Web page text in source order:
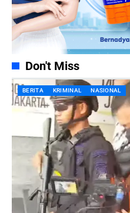
Don't Miss
BERITA KRIMINAL NASIONAL